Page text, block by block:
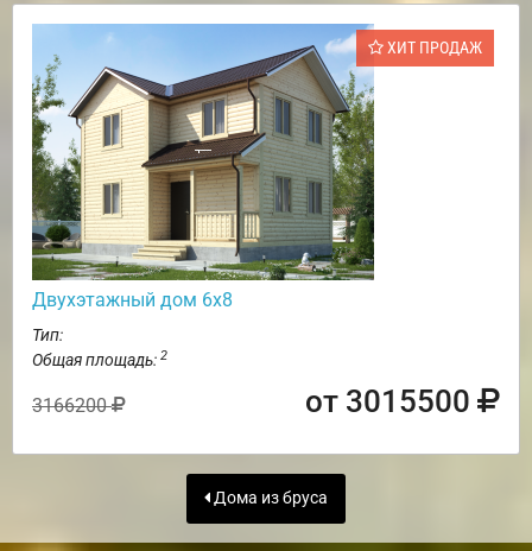
ХИТ ПРОДАЖ
Двухэтажный дом 6х8
Тип:
Общая площадь: 2
3166200 от 3015500
Дома из бруса